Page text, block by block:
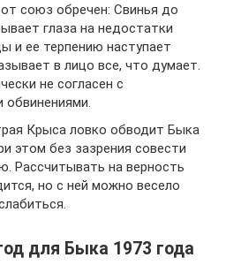
союз обречен: Свинья до
глаза на недостатки
и ее терпению наступает
в лицо все, что думает.
не согласен с
Крыса ловко обводит Быка
этом без зазрения совести
Рассчитывать на верность
но с ней можно весело
для Быка 1973 года